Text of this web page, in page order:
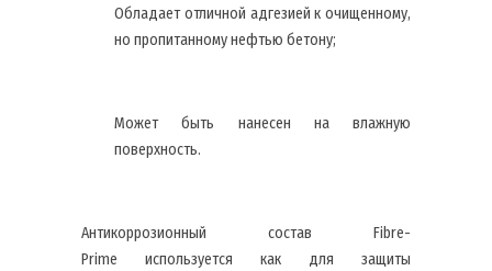
Обладает отличной адгезией к очищенному,
но пропитанному нефтью бетону;
Может быть нанесен на влажную
поверхность.
Антикоррозионный состав Fibre-
Primе используется как для защиты